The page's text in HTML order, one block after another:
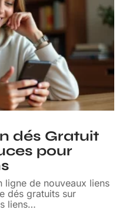
dés Gratuit
pour
ligne de nouveaux liens
dés gratuits sur
liens…